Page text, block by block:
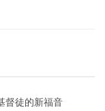
督徒的新福音